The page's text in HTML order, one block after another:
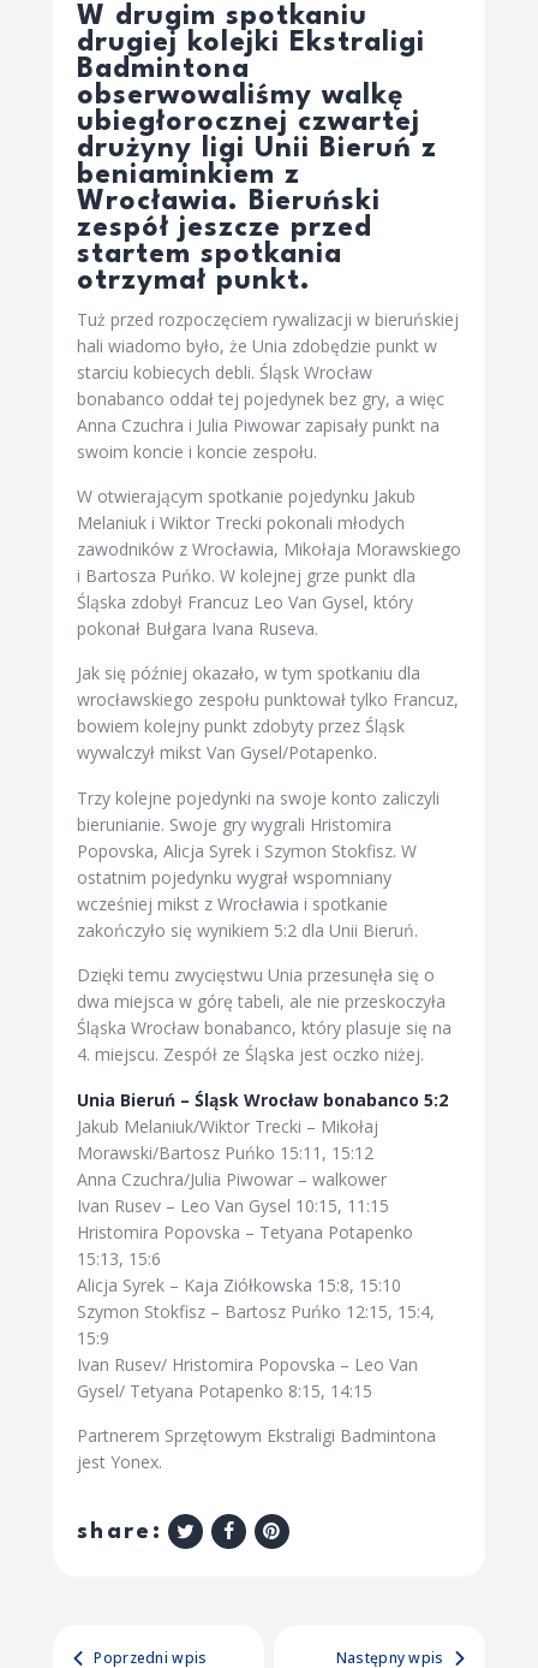
W drugim spotkaniu
drugiej kolejki Ekstraligi
Badmintona
obserwowaliśmy walkę
ubiegłorocznej czwartej
drużyny ligi Unii Bieruń z
beniaminkiem z
Wrocławia. Bieruński
zespół jeszcze przed
startem spotkania
otrzymał punkt.
Tuż przed rozpoczęciem rywalizacji w bieruńskiej
hali wiadomo było, że Unia zdobędzie punkt w
starciu kobiecych debli. Śląsk Wrocław
bonabanco oddał tej pojedynek bez gry, a więc
Anna Czuchra i Julia Piwowar zapisały punkt na
swoim koncie i koncie zespołu.
W otwierającym spotkanie pojedynku Jakub
Melaniuk i Wiktor Trecki pokonali młodych
zawodników z Wrocławia, Mikołaja Morawskiego
i Bartosza Puńko. W kolejnej grze punkt dla
Śląska zdobył Francuz Leo Van Gysel, który
pokonał Bułgara Ivana Ruseva.
Jak się później okazało, w tym spotkaniu dla
wrocławskiego zespołu punktował tylko Francuz,
bowiem kolejny punkt zdobyty przez Śląsk
wywalczył mikst Van Gysel/Potapenko.
Trzy kolejne pojedynki na swoje konto zaliczyli
bierunianie. Swoje gry wygrali Hristomira
Popovska, Alicja Syrek i Szymon Stokfisz. W
ostatnim pojedynku wygrał wspomniany
wcześniej mikst z Wrocławia i spotkanie
zakończyło się wynikiem 5:2 dla Unii Bieruń.
Dzięki temu zwycięstwu Unia przesunęła się o
dwa miejsca w górę tabeli, ale nie przeskoczyła
Śląska Wrocław bonabanco, który plasuje się na
4. miejscu. Zespół ze Śląska jest oczko niżej.
Unia Bieruń – Śląsk Wrocław bonabanco 5:2
Jakub Melaniuk/Wiktor Trecki – Mikołaj
Morawski/Bartosz Puńko 15:11, 15:12
Anna Czuchra/Julia Piwowar – walkower
Ivan Rusev – Leo Van Gysel 10:15, 11:15
Hristomira Popovska – Tetyana Potapenko
15:13, 15:6
Alicja Syrek – Kaja Ziółkowska 15:8, 15:10
Szymon Stokfisz – Bartosz Puńko 12:15, 15:4,
15:9
Ivan Rusev/ Hristomira Popovska – Leo Van
Gysel/ Tetyana Potapenko 8:15, 14:15
Partnerem Sprzętowym Ekstraligi Badmintona
jest Yonex.
share:
Poprzedni wpis Następny wpis